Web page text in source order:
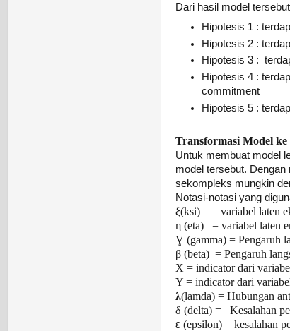
Dari hasil model
Hipotesis 1 :
Hipotesis 2 :
Hipotesis 3 :
Hipotesis 4 :
commitment
Hipotesis 5 :
Transformasi Model
Untuk membuat model
model tersebut.
sekompleks mungkin
Notasi-notasi yang
ξ(ksi)
= variabel laten
η (eta)
= variabel laten
Ɣ (gamma) = Pengaruh
β (beta) = Pengaruh
X = indicator dari
Y = indicator dari
𝛌(lamda) = Hubungan
δ (delta) =
Kesalahan
ε(epsilon) = kesalahan